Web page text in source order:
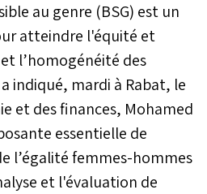
au genre (BSG) est un
atteindre l'équité et
l’homogénéité des
indiqué, mardi à Rabat, le
et des finances, Mohamed
essentielle de
l’égalité femmes-hommes
et l'évaluation de